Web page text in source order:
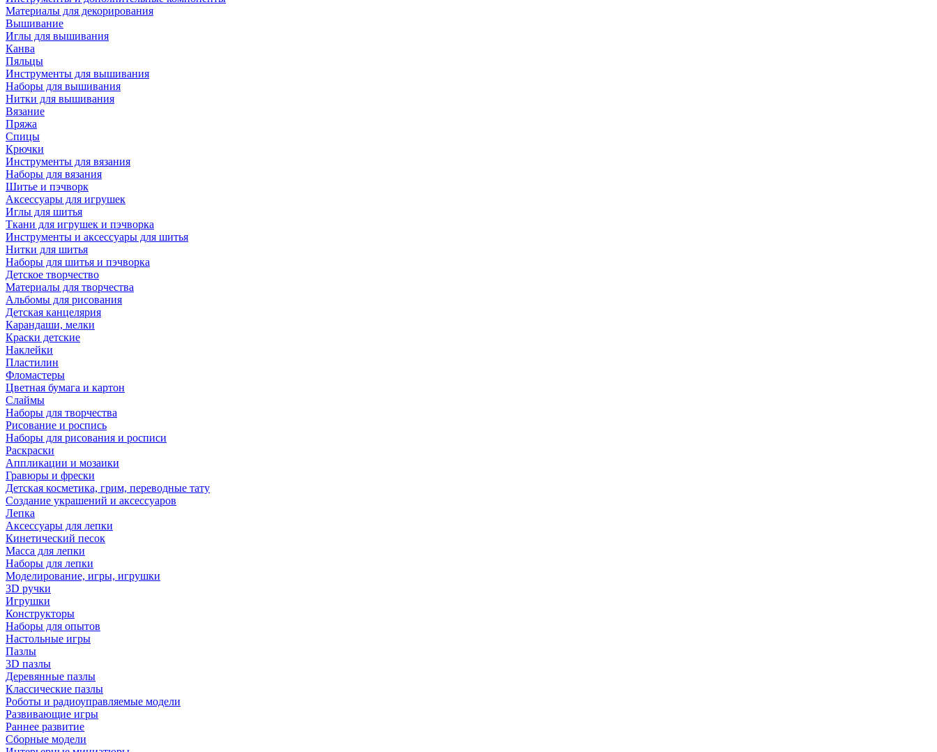
Материалы для декорирования
Вышивание
Иглы для вышивания
Канва
Пяльцы
Инструменты для вышивания
Наборы для вышивания
Нитки для вышивания
Вязание
Пряжа
Спицы
Крючки
Инструменты для вязания
Наборы для вязания
Шитье и пэчворк
Аксессуары для игрушек
Иглы для шитья
Ткани для игрушек и пэчворка
Инструменты и аксессуары для шитья
Нитки для шитья
Наборы для шитья и пэчворка
Детское творчество
Материалы для творчества
Альбомы для рисования
Детская канцелярия
Карандаши, мелки
Краски детские
Наклейки
Пластилин
Фломастеры
Цветная бумага и картон
Слаймы
Наборы для творчества
Рисование и роспись
Наборы для рисования и росписи
Раскраски
Аппликации и мозаики
Гравюры и фрески
Детская косметика, грим, переводные тату
Создание украшений и аксессуаров
Лепка
Аксессуары для лепки
Кинетический песок
Масса для лепки
Наборы для лепки
Моделирование, игры, игрушки
3D ручки
Игрушки
Конструкторы
Наборы для опытов
Настольные игры
Пазлы
3D пазлы
Деревянные пазлы
Классические пазлы
Роботы и радиоуправляемые модели
Развивающие игры
Раннее развитие
Сборные модели